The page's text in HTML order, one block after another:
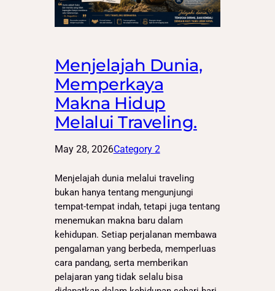
Menjelajah Dunia,
Memperkaya
Makna Hidup
Melalui Traveling.
May 28, 2026Category 2
Menjelajah dunia melalui traveling
bukan hanya tentang mengunjungi
tempat-tempat indah, tetapi juga tentang
menemukan makna baru dalam
kehidupan. Setiap perjalanan membawa
pengalaman yang berbeda, memperluas
cara pandang, serta memberikan
pelajaran yang tidak selalu bisa